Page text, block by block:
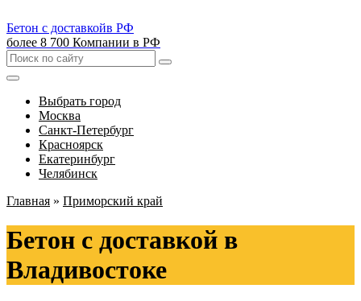
Бетон с доставкойв РФ
более 8 700 Компании в РФ
Выбрать город
Москва
Санкт-Петербург
Красноярск
Екатеринбург
Челябинск
Главная » Приморский край
Бетон с доставкой в
Владивостоке